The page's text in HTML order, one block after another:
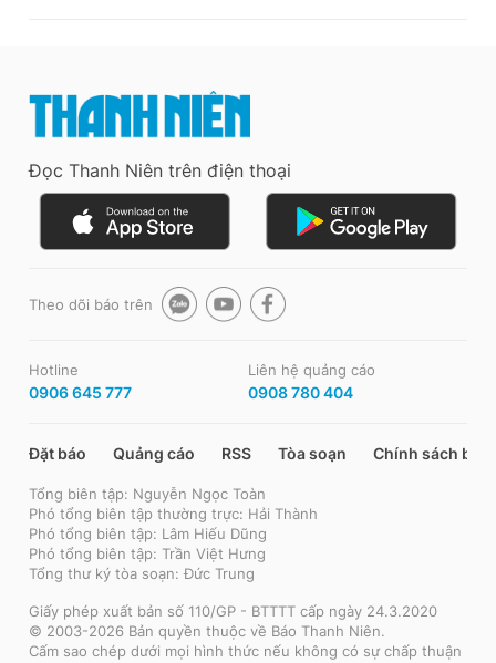
Đọc Thanh Niên trên điện thoại
Theo dõi báo trên
Hotline
0906 645 777
Liên hệ quảng cáo
0908 780 404
Đặt báo Quảng cáo RSS Tòa soạn Chính sách bảo
Tổng biên tập: Nguyễn Ngọc Toàn
Phó tổng biên tập thường trực: Hải Thành
Phó tổng biên tập: Lâm Hiếu Dũng
Phó tổng biên tập: Trần Việt Hưng
Tổng thư ký tòa soạn: Đức Trung
Giấy phép xuất bản số 110/GP - BTTTT cấp ngày 24.3.2020
© 2003-2026 Bản quyền thuộc về Báo Thanh Niên.
Cấm sao chép dưới mọi hình thức nếu không có sự chấp thuận